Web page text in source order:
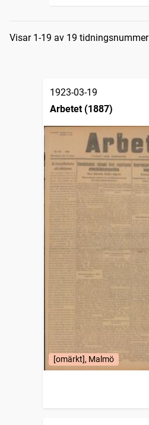
Sökresultat
Visar 1-19 av 19 tidningsnummer
1923-03-19
Arbetet (1887)
[omärkt], Malmö